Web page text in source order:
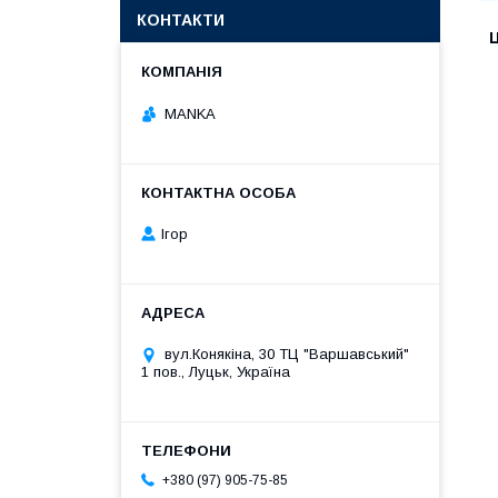
КОНТАКТИ
MANKA
Ігор
вул.Конякіна, 30 ТЦ "Варшавський"
1 пов., Луцьк, Україна
+380 (97) 905-75-85